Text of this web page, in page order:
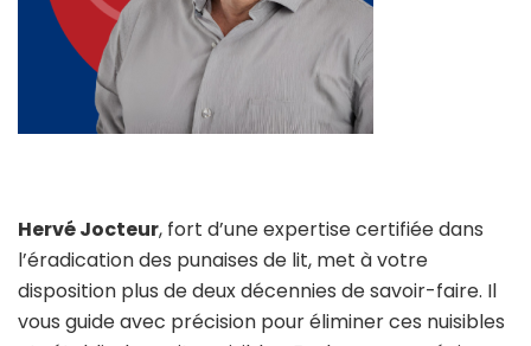
Hervé Jocteur, fort d’une expertise certifiée dans
l’éradication des punaises de lit, met à votre
disposition plus de deux décennies de savoir-faire. Il
vous guide avec précision pour éliminer ces nuisibles